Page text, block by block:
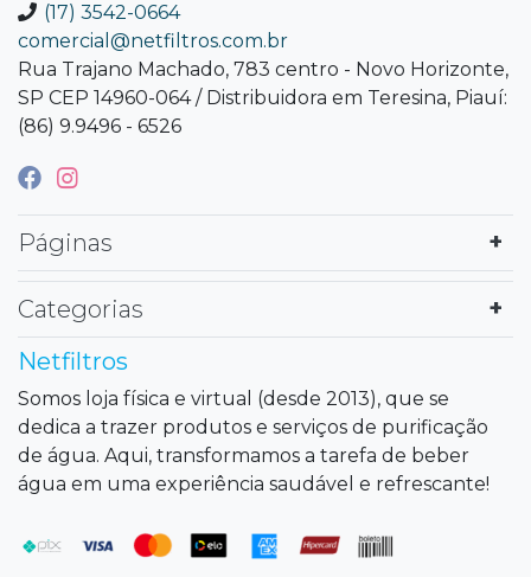
(17) 3542-0664
comercial@netfiltros.com.br
Rua Trajano Machado, 783 centro - Novo Horizonte,
SP CEP 14960-064 / Distribuidora em Teresina, Piauí:
(86) 9.9496 - 6526
Páginas
Categorias
Netfiltros
Somos loja física e virtual (desde 2013), que se
dedica a trazer produtos e serviços de purificação
de água. Aqui, transformamos a tarefa de beber
água em uma experiência saudável e refrescante!